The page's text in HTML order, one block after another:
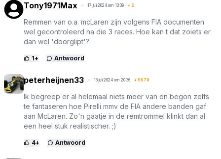
Tony1971Max 17 juli 2024 om 13:39 + 2
Remmen van o.a. mcLaren zijn volgens FIA documenten
wel gecontroleerd na die 3 races. Hoe kan t dat zoiets er
dan wel 'doorglipt'?
1+ Antwoord
peterheijnen33 16 juli 2024 om 20:36 + 5970
Ik begreep er al helemaal niets meer van en begon zelfs
te fantaseren hoe Pirelli mmv de FIA andere banden gaf
aan McLaren. Zo'n gaatje in de remtrommel klinkt dan al
een heel stuk realistischer. ;)
4+ Antwoord